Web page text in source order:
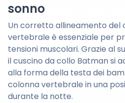
sonno
Un corretto allineamento del
vertebrale è essenziale per
tensioni muscolari. Grazie al
il cuscino da collo Batman si
alla forma della testa dei
colonna vertebrale in una
durante la notte.